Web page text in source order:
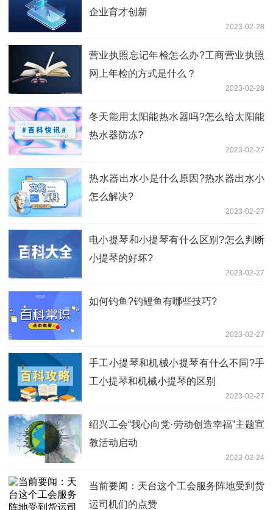
企业育才创新
2023-02-28
营业执照忘记年检怎么办?工商营业执照
网上年检的方式是什么？
2023-02-28
冬天能用太阳能热水器吗?怎么给太阳能
热水器防冻?
2023-02-27
​热水器出水小是什么原因?​热水器出水小
怎么解决?
2023-02-27
电小提琴和小提琴有什么区别?怎么判断
小提琴的好坏?
2023-02-27
如何钓鱼?钓鲤鱼有哪些技巧?
2023-02-27
手工小提琴和机械小提琴有什么不同?手
工小提琴和机械小提琴的区别
2023-02-27
绍兴工会“我心向党·劳动创造幸福”主题宣
教活动启动
2023-02-24
当前要闻：天台这个工会服务阵地受到货
运司机们的点赞